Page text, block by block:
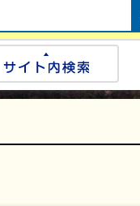
検索